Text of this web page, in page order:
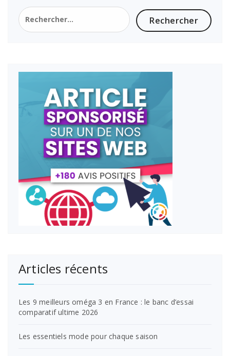
Rechercher :
Articles récents
Les 9 meilleurs oméga 3 en France : le banc d’essai
comparatif ultime 2026
Les essentiels mode pour chaque saison